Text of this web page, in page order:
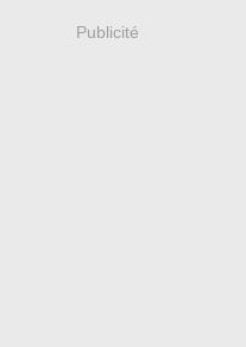
Publicité